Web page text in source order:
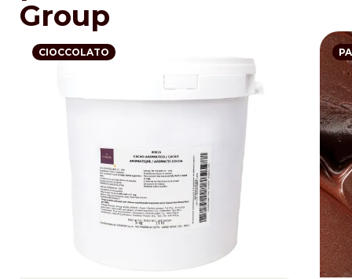
Group
CIOCCOLATO